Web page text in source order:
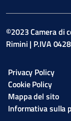
©2023 Camera di
Rimini | P.IVA
Privacy Policy
Cookie Policy
Mappa del sito
Informativa sulla